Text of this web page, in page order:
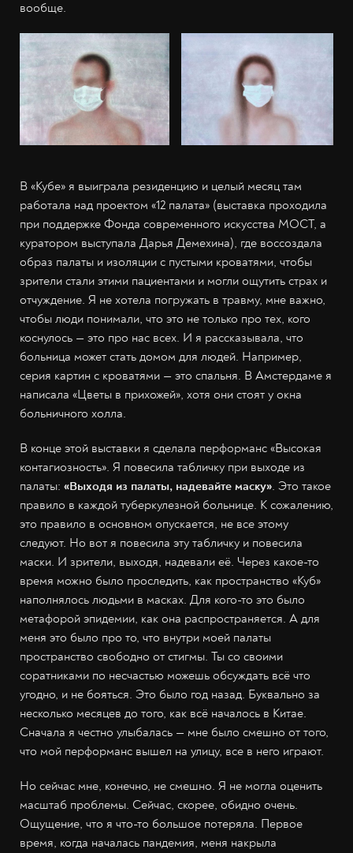
вообще.
В «Кубе» я выиграла резиденцию и целый месяц там
работала над проектом «12 палата» (выставка проходила
при поддержке Фонда современного искусства МОСТ, а
куратором выступала Дарья Демехина), где воссоздала
образ палаты и изоляции с пустыми кроватями, чтобы
зрители стали этими пациентами и могли ощутить страх и
отчуждение. Я не хотела погружать в травму, мне важно,
чтобы люди понимали, что это не только про тех, кого
коснулось — это про нас всех. И я рассказывала, что
больница может стать домом для людей. Например,
серия картин с кроватями — это спальня. В Амстердаме я
написала «Цветы в прихожей», хотя они стоят у окна
больничного холла.
В конце этой выставки я сделала перформанс «Высокая
контагиозность». Я повесила табличку при выходе из
палаты: «Выходя из палаты, надевайте маску». Это такое
правило в каждой туберкулезной больнице. К сожалению,
это правило в основном опускается, не все этому
следуют. Но вот я повесила эту табличку и повесила
маски. И зрители, выходя, надевали её. Через какое-то
время можно было проследить, как пространство «Куб»
наполнялось людьми в масках. Для кого-то это было
метафорой эпидемии, как она распространяется. А для
меня это было про то, что внутри моей палаты
пространство свободно от стигмы. Ты со своими
соратниками по несчастью можешь обсуждать всё что
угодно, и не бояться. Это было год назад. Буквально за
несколько месяцев до того, как всё началось в Китае.
Сначала я честно улыбалась — мне было смешно от того,
что мой перформанс вышел на улицу, все в него играют.
Но сейчас мне, конечно, не смешно. Я не могла оценить
масштаб проблемы. Сейчас, скорее, обидно очень.
Ощущение, что я что-то большое потеряла. Первое
время, когда началась пандемия, меня накрыла